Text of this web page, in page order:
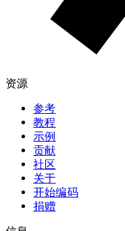
资源
参考
教程
示例
贡献
社区
关于
开始编码
捐赠